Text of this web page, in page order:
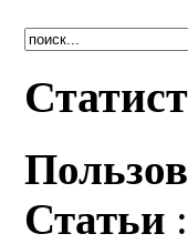
Статьи